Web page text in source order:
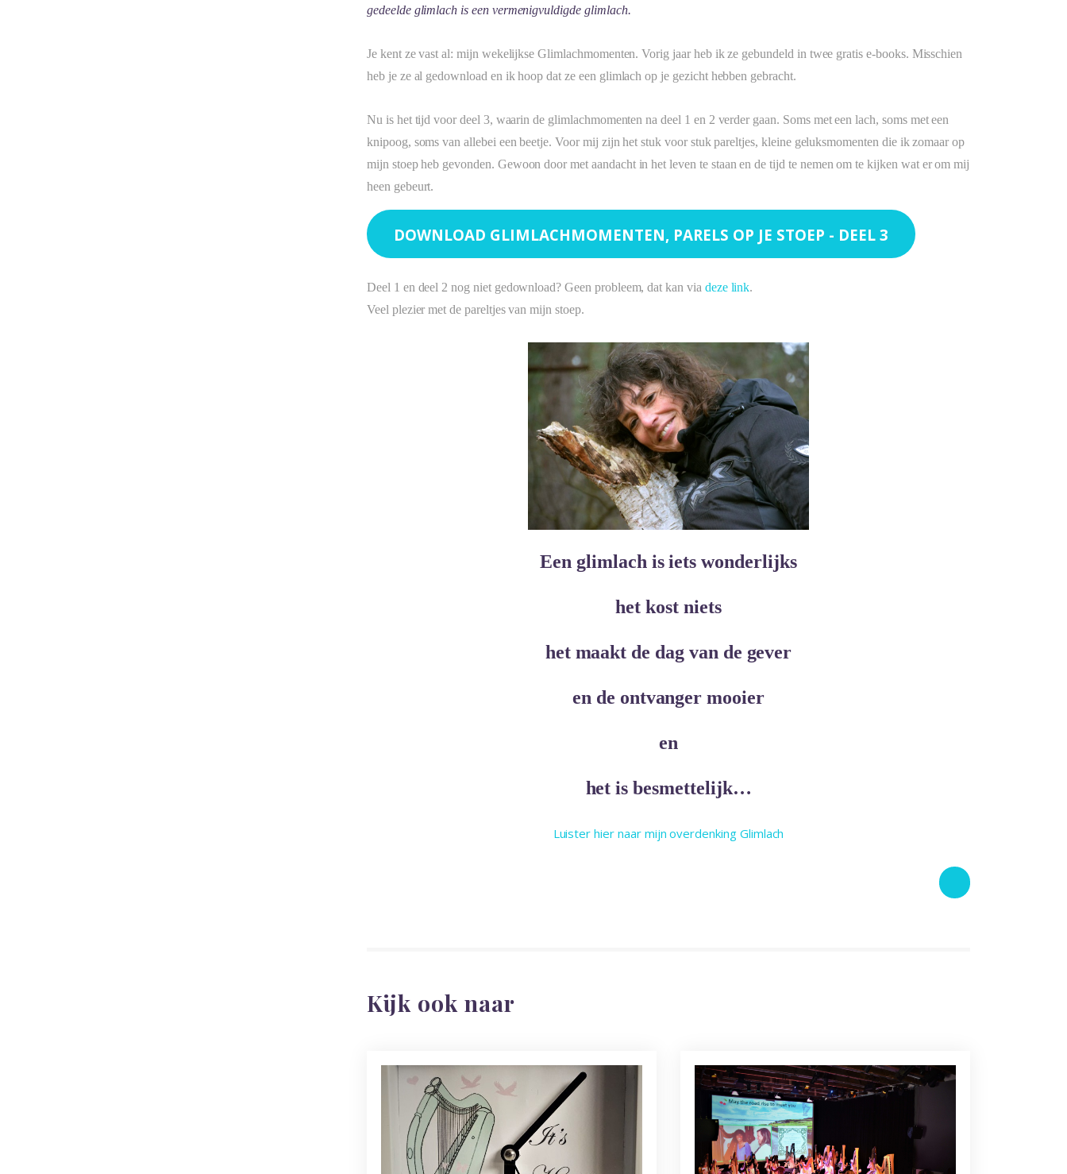
gedeelde glimlach is een vermenigvuldigde glimlach.
Je kent ze vast al: mijn wekelijkse Glimlachmomenten. Vorig jaar heb ik ze gebundeld in twee gratis e-books. Misschien
heb je ze al gedownload en ik hoop dat ze een glimlach op je gezicht hebben gebracht.
Nu is het tijd voor deel 3, waarin de glimlachmomenten na deel 1 en 2 verder gaan. Soms met een lach, soms met een
knipoog, soms van allebei een beetje. Voor mij zijn het stuk voor stuk pareltjes, kleine geluksmomenten die ik zomaar op
mijn stoep heb gevonden. Gewoon door met aandacht in het leven te staan en de tijd te nemen om te kijken wat er om mij
heen gebeurt.
DOWNLOAD GLIMLACHMOMENTEN, PARELS OP JE STOEP - DEEL 3
Deel 1 en deel 2 nog niet gedownload? Geen probleem, dat kan via deze link.
Veel plezier met de pareltjes van mijn stoep.
Een glimlach is iets wonderlijks
het kost niets
het maakt de dag van de gever
en de ontvanger mooier
en
het is besmettelijk…
Luister hier naar mijn overdenking Glimlach
Kijk ook naar